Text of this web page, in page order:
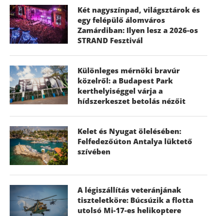
Két nagyszínpad, világsztárok és
egy felépülő álomváros
Zamárdiban: Ilyen lesz a 2026-os
STRAND Fesztivál
Különleges mérnöki bravúr
közelről: a Budapest Park
kerthelyiséggel várja a
hídszerkeszet betolás nézőit
Kelet és Nyugat ölelésében:
Felfedezőúton Antalya lüktető
szívében
A légiszállítás veteránjának
tiszteletköre: Búcsúzik a flotta
utolsó Mi-17-es helikoptere